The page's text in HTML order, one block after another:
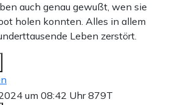
auch genau gewußt, wen sie
holen konnten. Alles in allem
Leben zerstört.
um 08:42 Uhr879T